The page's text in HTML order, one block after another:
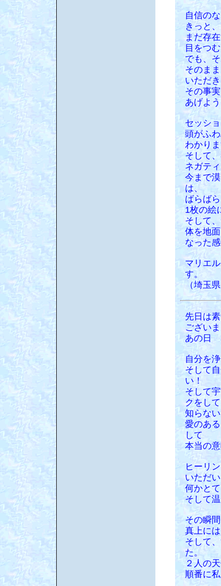
自信の
きっと
まだ存
目をつ
でも、
そのま
いただ
その事
あげよ
セッシ
頭がふ
わかり
そして
ネガテ
今まで
は、
ばらば
1枚の絵
そして
体を地
なった
マリエ
す。
（埼玉
先日は
ござい
あの日
自分を
そして
い！
そして
クをし
知らな
愛のあ
して
本当の
ヒーリ
いただ
何かと
そして
その瞬
真上に
そして
た。
２人の
順番に